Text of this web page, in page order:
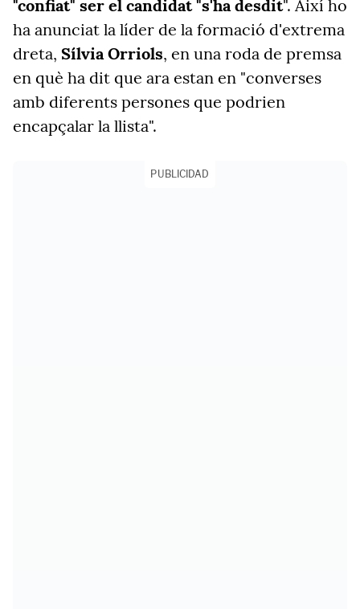
"confiat" ser el candidat "s'ha desdit". Així ho
ha anunciat la líder de la formació d'extrema
dreta, Sílvia Orriols, en una roda de premsa
en què ha dit que ara estan en "converses
amb diferents persones que podrien
encapçalar la llista".
PUBLICIDAD